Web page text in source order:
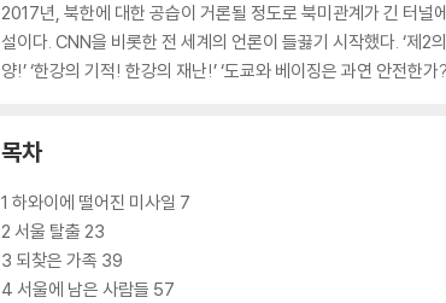
2017년, 북한에 대한 공습이 거론될 정도로 북미관계가 긴 터널
설이다. CNN을 비롯한 전 세계의 언론이 들끓기 시작했다. ‘제2
양!’ ‘한강의 기적! 한강의 재난!’ ‘도쿄와 베이징은 과연 안전한가
목차
1 하와이에 떨어진 미사일 7
2 서울 탈출 23
3 되찾은 가족 39
4 서울에 남은 사람들 57